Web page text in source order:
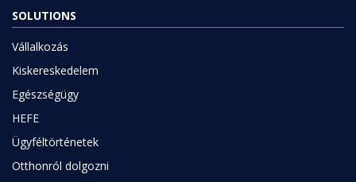
SOLUTIONS
Vállalkozás
Kiskereskedelem
Egészségügy
HEFE
Ügyféltörténetek
Otthonról dolgozni